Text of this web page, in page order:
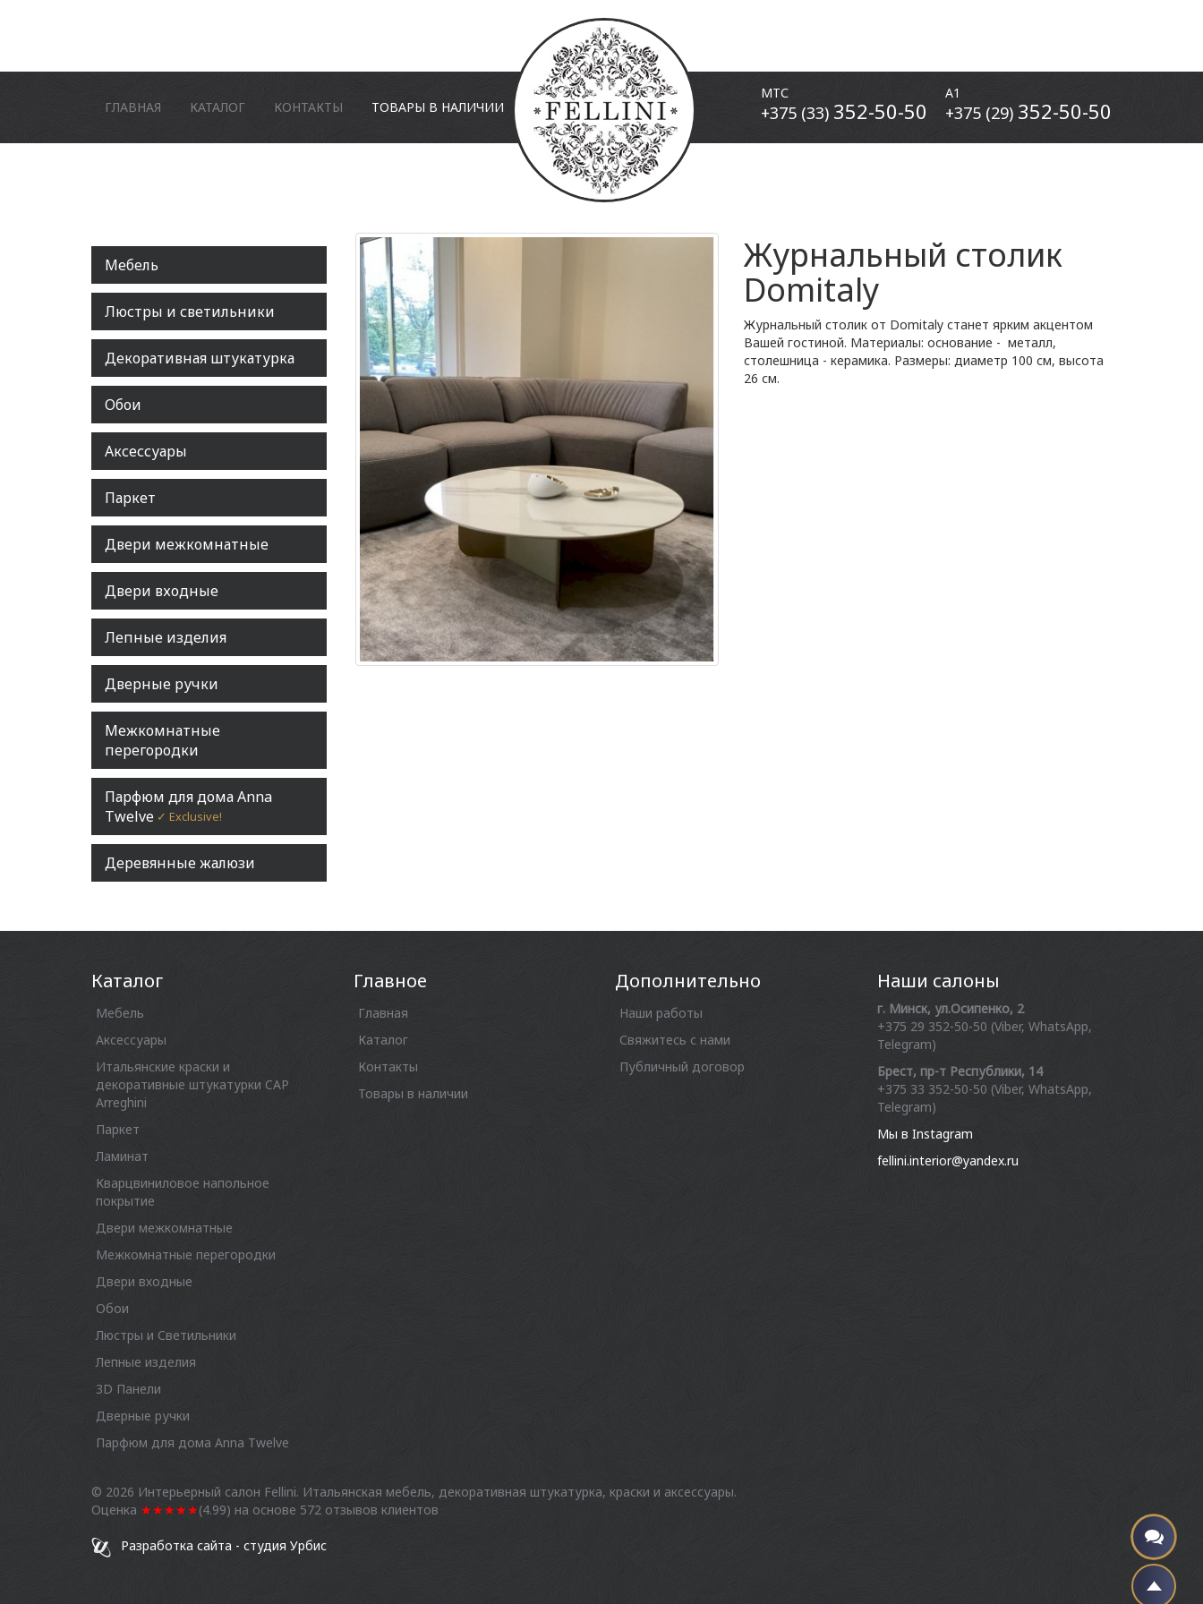
МТС
+375 (33) 352-50-50
А1
+375 (29) 352-50-50
ГЛАВНАЯ КАТАЛОГ КОНТАКТЫ ТОВАРЫ В НАЛИЧИИ
Мебель
Люстры и светильники
Декоративная штукатурка
Обои
Аксессуары
Паркет
Двери межкомнатные
Двери входные
Лепные изделия
Дверные ручки
Межкомнатные
перегородки
Парфюм для дома Anna
Twelve ✓ Exclusive!
Деревянные жалюзи
Журнальный столик
Domitaly
Журнальный столик от Domitaly станет ярким акцентом
Вашей гостиной. Материалы: основание - металл,
столешница - керамика. Размеры: диаметр 100 см, высота
26 см.
Каталог
Мебель
Аксессуары
Итальянские краски и
декоративные штукатурки CAP
Arreghini
Паркет
Ламинат
Кварцвиниловое напольное
покрытие
Двери межкомнатные
Межкомнатные перегородки
Двери входные
Обои
Люстры и Светильники
Лепные изделия
3D Панели
Дверные ручки
Парфюм для дома Anna Twelve
Главное
Главная
Каталог
Контакты
Товары в наличии
Дополнительно
Наши работы
Свяжитесь с нами
Публичный договор
Наши салоны
г. Минск, ул.Осипенко, 2
+375 29 352-50-50 (Viber, WhatsApp,
Telegram)
Брест, пр-т Республики, 14
+375 33 352-50-50 (Viber, WhatsApp,
Telegram)
Мы в Instagram
fellini.interior@yandex.ru
© 2026 Интерьерный салон Fellini. Итальянская мебель, декоративная штукатурка, краски и аксессуары.
Оценка ★★★★★(4.99) на основе 572 отзывов клиентов
Разработка сайта - студия Урбис